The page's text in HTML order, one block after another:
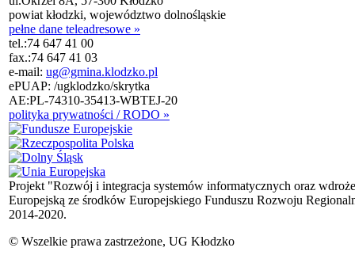
powiat kłodzki, województwo dolnośląskie
pełne dane teleadresowe »
tel.:74 647 41 00
fax.:74 647 41 03
e-mail: ug@gmina.klodzko.pl
ePUAP: /ugklodzko/skrytka
AE:PL-74310-35413-WBTEJ-20
polityka prywatności / RODO »
Projekt "Rozwój i integracja systemów informatycznych oraz
Europejską ze środków Europejskiego Funduszu Rozwoju
2014-2020.
© Wszelkie prawa zastrzeżone, UG Kłodzko